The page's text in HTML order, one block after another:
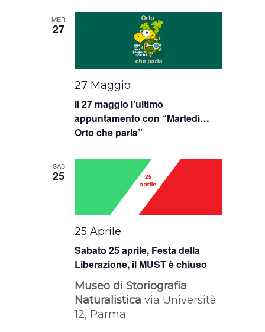
MER
27
Il 27 maggio l’ultimo
appuntamento con “Martedì…
Orto che parla”
27 Maggio
SAB
25
Sabato 25 aprile, Festa della
Liberazione, il MUST è chiuso
25 Aprile
Museo di Storiografia
Naturalisticavia Università
12, Parma